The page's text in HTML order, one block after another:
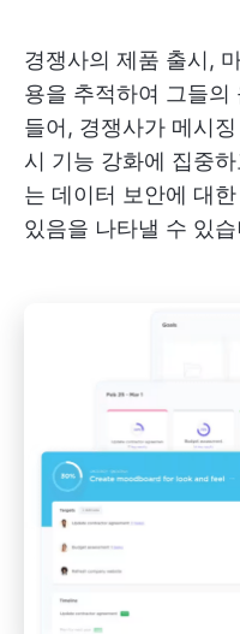
경쟁사의 제품 출시,
용을 추적하여 그들의
들어, 경쟁사가 메시
시 기능 강화에 집중
는 데이터 보안에 대
있음을 나타낼 수 있